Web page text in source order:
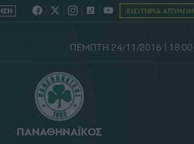
ΕΙΣΙΤΗΡΙΑ ΑΓΩΝΩΝ
ΠΕΜΠΤΗ 24/11/2016 | 18:00
ΠΑΝΑΘΗΝΑΪΚΟΣ